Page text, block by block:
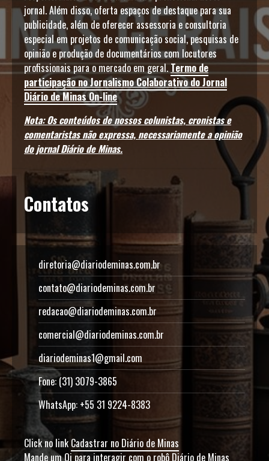
jornal. Além disso, oferta espaços de destaque para sua
publicidade, além de oferecer assessoria e consultoria
especial em projetos de comunicação social, pesquisas de
opinião e produção de documentários com locutores
profissionais para o mercado em geral.Termo de
participação no Jornalismo Colaborativo do Jornal
Diário de Minas On-line
Nota: Os conteúdos de nossos colunistas, cronistas e
comentaristas não expressa, necessariamente a opinião
do jornal Diário de Minas.
Contatos
diretoria@diariodeminas.com.br
contato@diariodeminas.com.br
redacao@diariodeminas.com.br
comercial@diariodeminas.com.br
diariodeminas1@gmail.com
Fone: (31) 3079-3865
WhatsApp: +55 31 9224-8383
Click no link Cadastrar no Diário de Minas
Mande um Oi para interagir com o robô Diário de Minas